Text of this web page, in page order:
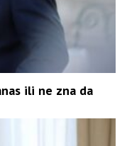
ili ne zna da